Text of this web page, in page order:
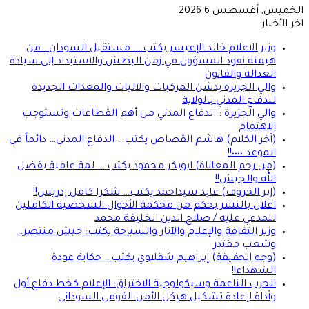
الخميس, أغسطس 6 2026
اخر الأخبار
وزير الاعلام خالد الإعيسر يكتب…. مستقبل السودان.. من
هيمنة نفوذ المسؤول في زمن البطش والاستبداد إلى سيادة
العدالة والقانون
والي الجزيرة يدشن المركبات والآليات والمعدات الجديدة
للدفاع المدني بالولاية
والي الجزيرة : الدفاع المدني من أهم القطاعات وتستوجب
الاهتمام
(آخر الكلام) هاشم القصاص يكتب… الدفاع المدني… دائماً في
الموعد ٠٠٠٠!!
(من رحم المعاناة) ابوبكر محمود يكتب…. لمة عافية بفضل
الله والجيش!!
(إبر الحروف) عابد سيداحمد يكتب… شكرا كامل إدريس!!
اعلان بالنشر بحكم من محكمة الأحوال الشخصية الكاملين
للمدعي عليه / صلاح الدين الخليفة محمد
وزير الثقافة والإعلام والآثار والسياحة يكتب: جيش منتصر..
وشعب مقتدر
(وجه الحقيقة) إبراهيم شقلاوي يكتب… حكاية عودة
الشهداء!!
الحرب الناعمة وسيكولوجية الاختراق: الإعلام كخط دفاع أول
وأداة لإعادة تشكيل هيكل الأمن القومي السوداني